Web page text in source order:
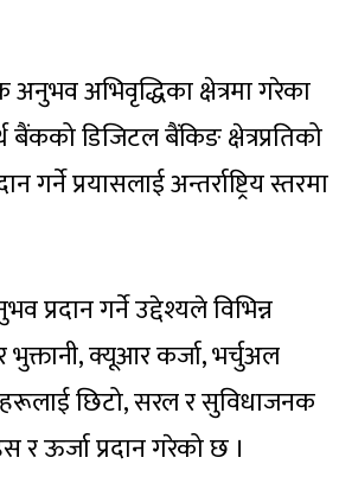
अनुभव अभिवृद्धिका क्षेत्रमा गरेका
बैंकको डिजिटल बैंकिङ क्षेत्रप्रतिको
प्रयासलाई अन्तर्राष्ट्रिय स्तरमा
गर्ने उद्देश्यले विभिन्न
क्यूआर कर्जा, भर्चुअल
छिटो, सरल र सुविधाजनक
ऊर्जा प्रदान गरेको छ ।